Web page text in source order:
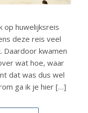
op huwelijksreis
deze reis veel
Daardoor kwamen
wat hoe, waar
dat was dus wel
ga ik je hier […]